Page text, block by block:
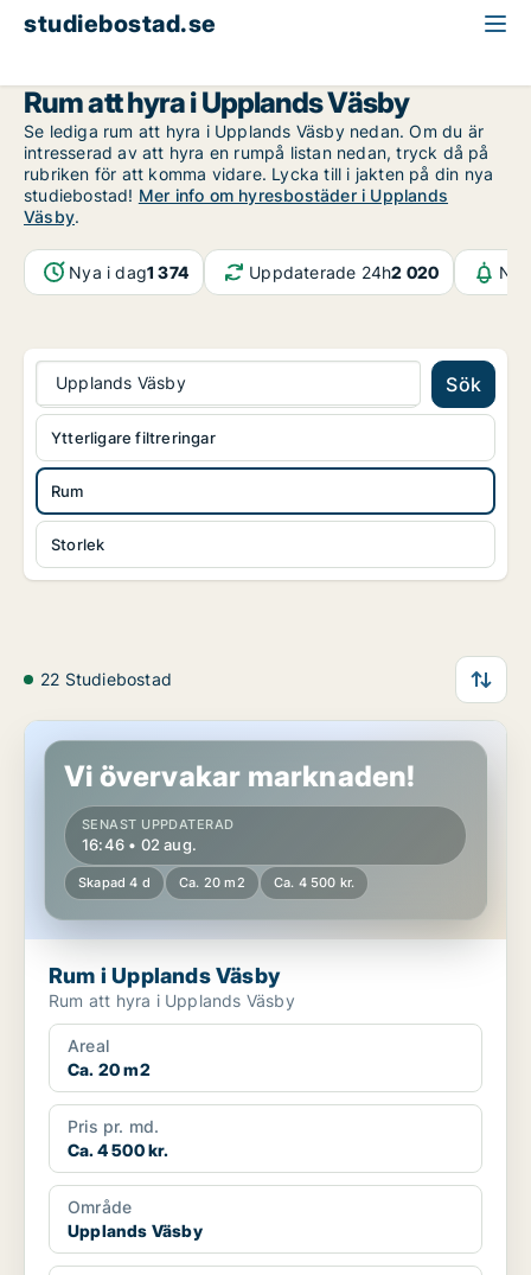
studiebostad.se
Rum att hyra i Upplands Väsby
Se lediga rum att hyra i Upplands Väsby nedan. Om du är
intresserad av att hyra en rumpå listan nedan, tryck då på
rubriken för att komma vidare. Lycka till i jakten på din nya
studiebostad! Mer info om hyresbostäder i Upplands
Väsby.
Nya i dag1 374 Uppdaterade 24h2 020
Upplands Väsby Sök
Rum
Storlek
Ytterligare filtreringar
22 Studiebostad
Rum i Upplands Väsby
Vi övervakar marknaden!
SENAST UPPDATERAD
16:46 • 02 aug.
Skapad 4 d Ca. 20 m2 Ca. 4 500 kr.
Rum i Upplands Väsby
Rum att hyra i Upplands Väsby
Areal
Ca. 20 m2
Pris pr. md.
Ca. 4 500 kr.
Område
Upplands Väsby